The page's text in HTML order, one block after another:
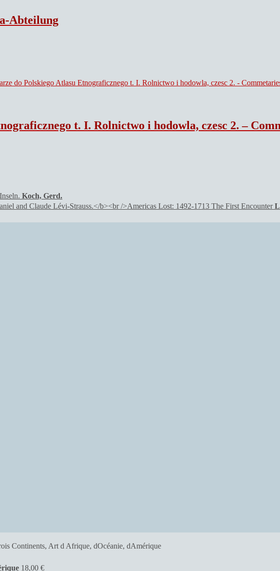
Abteilung
t. I. Rolnictwo i hodowla, czesc 2. – Commetaries to Polish Ethnographic
Koch, Gerd.
18,00 €